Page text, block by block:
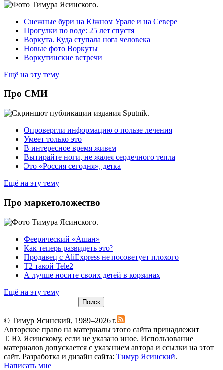
Снежные бури на Южном Урале и на Севере
Прогулки по воде: 25 лет спустя
Воркута. Куда ступала нога человека
Новые фото Воркуты
Воркутинские встречи
Ещё на эту тему
Про СМИ
Опровергли информацию о пользе лечения
Умеет только это
В интересное время живем
Вытирайте ноги, не жалея сердечного тепла
Это «Россия сегодня», детка
Ещё на эту тему
Про маркетоложество
Феерический «Ашан»
Как теперь развидеть это?
Продавец с AliExpress не посоветует плохого
T2 такой Tele2
А лучше носите своих детей в корзинах
Ещё на эту тему
Поиск
© Тимур Ясинский, 1989–2026 г.
Авторское право на материалы этого сайта принадлежит
Т. Ю. Ясинскому, если не указано иное. Использование
материалов допускается с указанием автора и ссылки на этот
сайт. Разработка и дизайн сайта: Тимур Ясинский.
Написать мне